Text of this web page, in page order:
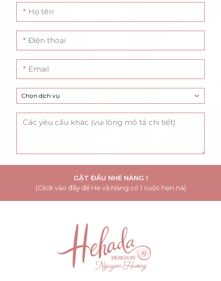
GẬT ĐẦU NHÉ NÀNG !
(Click vào đây để He và Nàng có 1 cuộc hẹn nà)